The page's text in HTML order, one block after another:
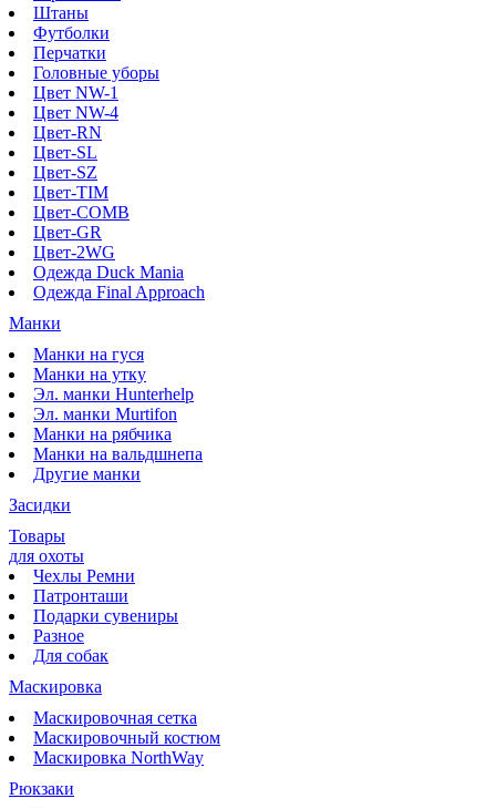
Штаны
Футболки
Перчатки
Головные уборы
Цвет NW-1
Цвет NW-4
Цвет-RN
Цвет-SL
Цвет-SZ
Цвет-TIM
Цвет-COMB
Цвет-GR
Цвет-2WG
Одежда Duck Mania
Одежда Final Approach
Манки
Манки на гуся
Манки на утку
Эл. манки Hunterhelp
Эл. манки Murtifon
Манки на рябчика
Манки на вальдшнепа
Другие манки
Засидки
Товары
для охоты
Чехлы Ремни
Патронташи
Подарки сувениры
Разное
Для собак
Маскировка
Маскировочная сетка
Маскировочный костюм
Маскировка NorthWay
Рюкзаки